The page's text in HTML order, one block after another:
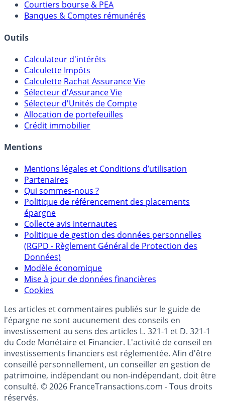
Courtiers bourse & PEA
Banques & Comptes rémunérés
Outils
Calculateur d'intérêts
Calculette Impôts
Calculette Rachat Assurance Vie
Sélecteur d'Assurance Vie
Sélecteur d'Unités de Compte
Allocation de portefeuilles
Crédit immobilier
Mentions
Mentions légales et Conditions d’utilisation
Partenaires
Qui sommes-nous ?
Politique de référencement des placements
épargne
Collecte avis internautes
Politique de gestion des données personnelles
(RGPD - Règlement Général de Protection des
Données)
Modèle économique
Mise à jour de données financières
Cookies
Les articles et commentaires publiés sur le guide de
l'épargne ne sont aucunement des conseils en
investissement au sens des articles L. 321-1 et D. 321-1
du Code Monétaire et Financier. L'activité de conseil en
investissements financiers est réglementée. Afin d'être
conseillé personnellement, un conseiller en gestion de
patrimoine, indépendant ou non-indépendant, doit être
consulté. © 2026 FranceTransactions.com - Tous droits
réservés.